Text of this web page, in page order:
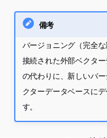
備考
バージョニング（完全
接続された外部ベクタ
の代わりに、新しいバ
クターデータベースに
す。